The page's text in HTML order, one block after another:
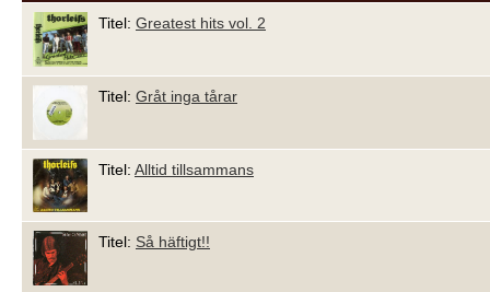
Titel: Greatest hits vol. 2
Titel: Gråt inga tårar
Titel: Alltid tillsammans
Titel: Så häftigt!!